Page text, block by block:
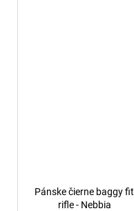
Pánske čierne baggy fit
rifle - Nebbia